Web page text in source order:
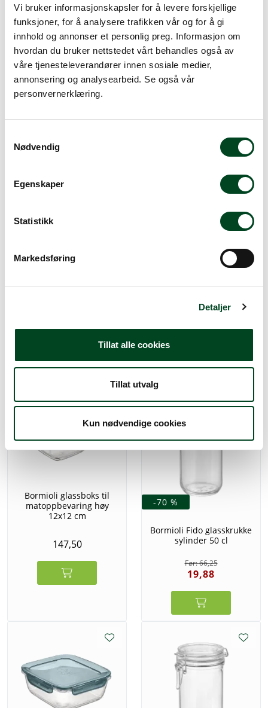
Vi bruker informasjonskapsler for å levere forskjellige
funksjoner, for å analysere trafikken vår og for å gi
innhold og annonser et personlig preg. Informasjon om
hvordan du bruker nettstedet vårt behandles også av
våre tjenesteleverandører innen sosiale medier,
annonsering og analysearbeid. Se også vår
personvernerklæring.
Nødvendig
Egenskaper
Statistikk
Markedsføring
Detaljer
Tillat alle cookies
Tillat utvalg
Kun nødvendige cookies
91,25
Bormioli Fido glasskrukke
75,00
200 cl
Bormioli glassboks til
matoppbevaring høy
12x12 cm
147,50
Bormioli Fido glasskrukke
sylinder 50 cl
66,25
19,88
-70 %